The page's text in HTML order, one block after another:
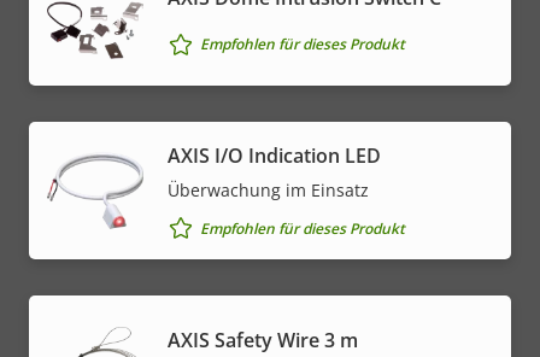
Empfohlen für dieses Produkt
AXIS I/O Indication LED
Überwachung im Einsatz
Empfohlen für dieses Produkt
AXIS Safety Wire 3 m